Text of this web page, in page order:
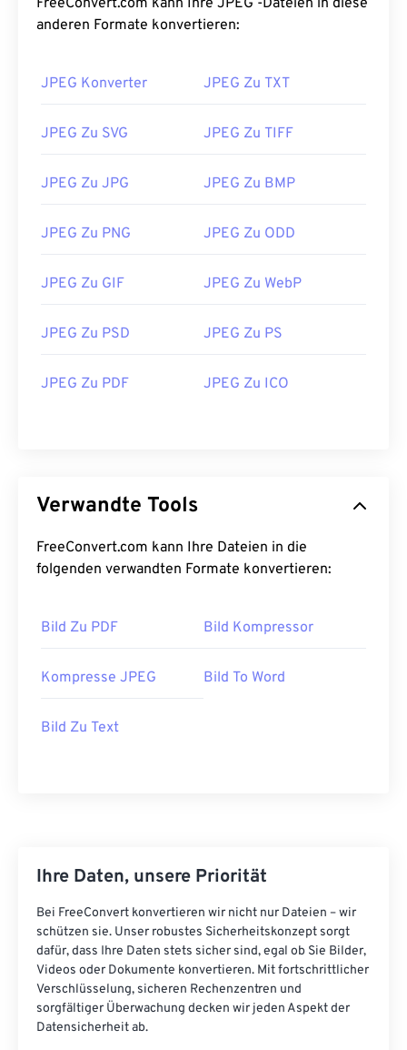
https://en.wikipedia.org/wiki/JPEG
FreeConvert.com kann Ihre JPEG -Dateien in diese
anderen Formate konvertieren:
JPEG Konverter JPEG Zu TXT
JPEG Zu SVG JPEG Zu TIFF
JPEG Zu JPG JPEG Zu BMP
JPEG Zu PNG JPEG Zu ODD
JPEG Zu GIF JPEG Zu WebP
JPEG Zu PSD JPEG Zu PS
JPEG Zu PDF JPEG Zu ICO
Verwandte Tools
FreeConvert.com kann Ihre Dateien in die
folgenden verwandten Formate konvertieren:
Bild Zu PDF Bild Kompressor
Kompresse JPEG Bild To Word
Bild Zu Text
Ihre Daten, unsere Priorität
Bei FreeConvert konvertieren wir nicht nur Dateien – wir
schützen sie. Unser robustes Sicherheitskonzept sorgt
dafür, dass Ihre Daten stets sicher sind, egal ob Sie Bilder,
Videos oder Dokumente konvertieren. Mit fortschrittlicher
Verschlüsselung, sicheren Rechenzentren und
sorgfältiger Überwachung decken wir jeden Aspekt der
Datensicherheit ab.